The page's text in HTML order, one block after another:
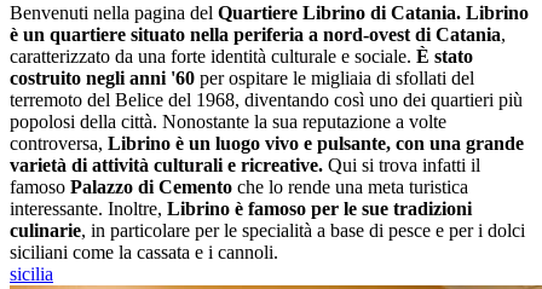
Benvenuti nella pagina del Quartiere Librino di Catania. Librino
è un quartiere situato nella periferia a nord-ovest di Catania,
caratterizzato da una forte identità culturale e sociale. È stato
costruito negli anni '60 per ospitare le migliaia di sfollati del
terremoto del Belice del 1968, diventando così uno dei quartieri più
popolosi della città. Nonostante la sua reputazione a volte
controversa, Librino è un luogo vivo e pulsante, con una grande
varietà di attività culturali e ricreative. Qui si trova infatti il
famoso Palazzo di Cemento che lo rende una meta turistica
interessante. Inoltre, Librino è famoso per le sue tradizioni
culinarie, in particolare per le specialità a base di pesce e per i dolci
siciliani come la cassata e i cannoli.
sicilia